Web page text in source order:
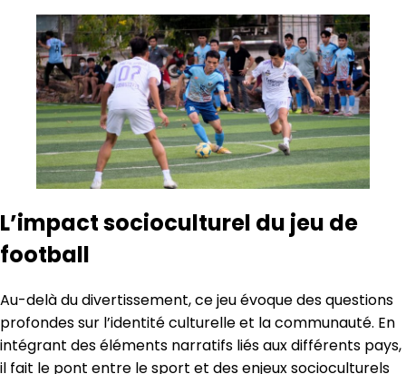
L’impact socioculturel du jeu de
football
Au-delà du divertissement, ce jeu évoque des questions
profondes sur l’identité culturelle et la communauté. En
intégrant des éléments narratifs liés aux différents pays,
il fait le pont entre le sport et des enjeux socioculturels